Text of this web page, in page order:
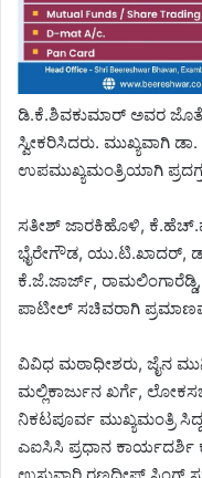
ಡಿ.ಕೆ.ಶಿವಕುಮಾರ್ ಅವರ
ಸ್ವೀಕರಿಸಿದರು. ಮುಖ್ಯವಾಗಿ
ಉಪಮುಖ್ಯಮಂತ್ರಿಯಾಗಿ
ಸತೀಶ್​​ ಜಾರಕಿಹೊಳಿ,
ಭೈರೇಗೌಡ, ಯು.ಟಿ.ಖಾದರ್​,
ಕೆ.ಜೆ.ಜಾರ್ಜ್,
ಪಾಟೀಲ್ ಸಚಿವರಾಗಿ
ವಿವಿಧ ಮಠಾಧೀಶರು, ಜೈನ
ಮಲ್ಲಿಕಾರ್ಜುನ ಖರ್ಗೆ,
ನಿಕಟಪೂರ್ವ ಮುಖ್ಯಮಂತ್ರಿ
ಎಐಸಿಸಿ ಪ್ರಧಾನ ಕಾರ್ಯದರ್ಶಿ